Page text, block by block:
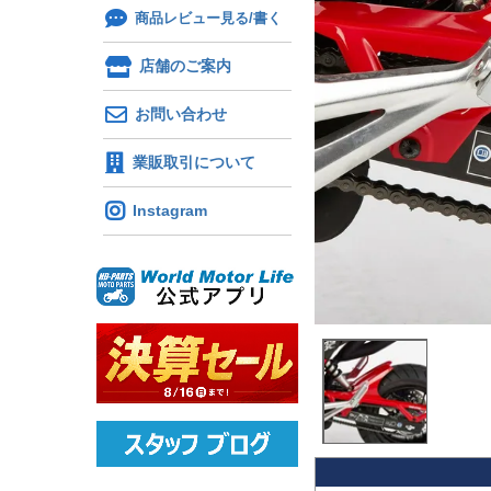
商品レビュー見る/書く
店舗のご案内
お問い合わせ
業販取引について
Instagram